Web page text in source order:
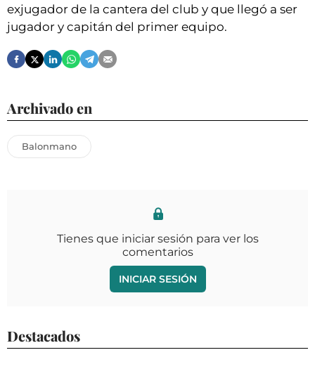
exjugador de la cantera del club y que llegó a ser
jugador y capitán del primer equipo.
Archivado en
Balonmano
Tienes que iniciar sesión para ver los
comentarios
INICIAR SESIÓN
Destacados